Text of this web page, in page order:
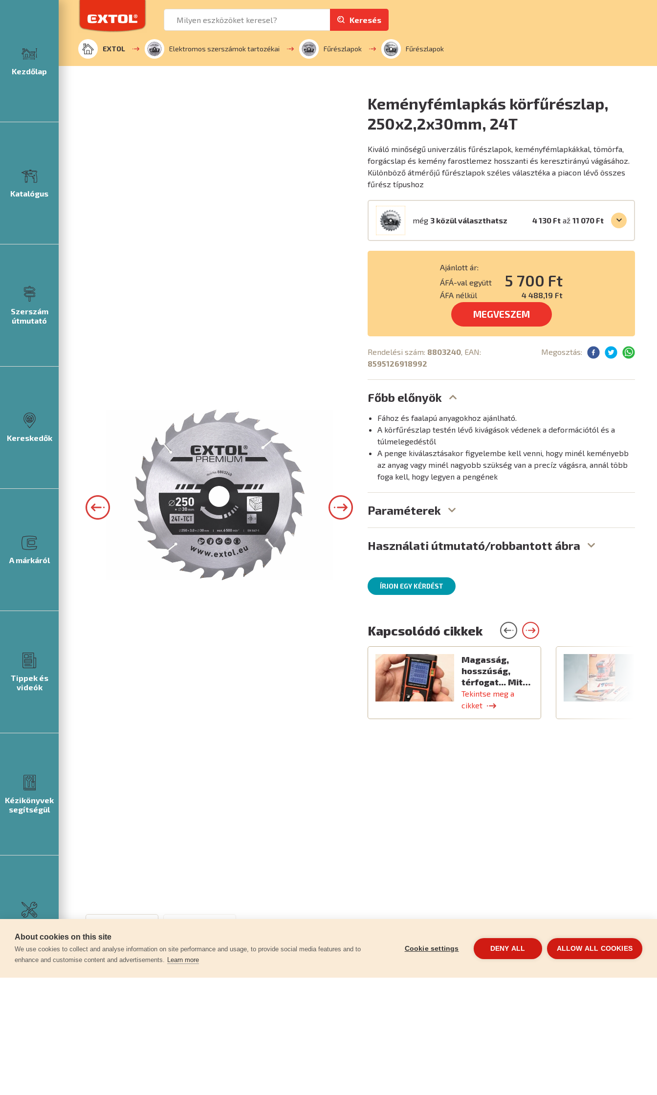
Kezdőlap
Katalógus
Szerszám
útmutató
Kereskedők
A márkáról
Tippek és
videók
Kézikönyvek
segítségül
Keresés
EXTOL Elektromos szerszámok tartozékai Fűrészlapok Fűrészlapok
Keményfémlapkás körfűrészlap,
250x2,2x30mm, 24T
Kiváló minőségű univerzális fűrészlapok, keményfémlapkákkal, tömörfa,
forgácslap és kemény farostlemez hosszanti és keresztirányú vágásához.
Különböző átmérőjű fűrészlapok széles választéka a piacon lévő összes
fűrész típushoz
még 3 közül választhatsz 4 130 Ft až 11 070 Ft
Ajánlott ár:
ÁFÁ-val együtt
5 700 Ft
ÁFA nélkül 4 488,19 Ft
MEGVESZEM
Rendelési szám: 8803240, EAN:
8595126918992
Megosztás:
Főbb előnyök
Fához és faalapú anyagokhoz ajánlható.
A körfűrészlap testén lévő kivágások védenek a deformációtól és a
túlmelegedéstől
A penge kiválasztásakor figyelembe kell venni, hogy minél keményebb
az anyag vagy minél nagyobb szükség van a precíz vágásra, annál több
foga kell, hogy legyen a pengének
Paraméterek
Használati útmutató/robbantott ábra
ÍRJON EGY KÉRDÉST
Kapcsolódó cikkek
Magasság,
hosszúság,
térfogat... Mit…
Tekintse meg a
cikket
About cookies on this site
We use cookies to collect and analyse information on site performance and usage, to provide social media features and to
enhance and customise content and advertisements. Learn more
Cookie settings DENY ALL ALLOW ALL COOKIES